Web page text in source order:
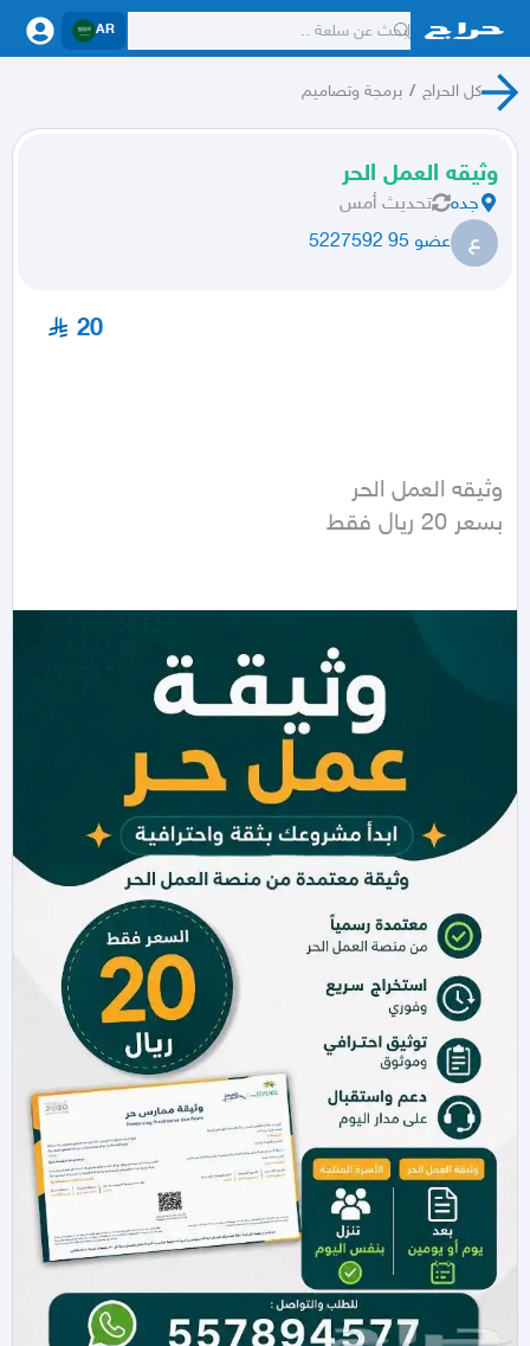
AR
كل الحراج / برمجة وتصاميم
وثيقه العمل الحر
جده تحديث أمس
ع عضو 95 5227592
20
بسعر 20 ريال فقط